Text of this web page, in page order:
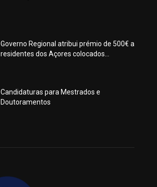
Governo Regional atribui prémio de 500€ a
residentes dos Açores colocados...
Candidaturas para Mestrados e
Doutoramentos